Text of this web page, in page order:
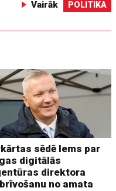
Vairāk POLITIKA
sēdē lems par
digitālās
direktora
no amata